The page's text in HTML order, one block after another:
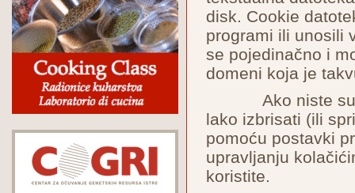
disk. Cookie
programi ili unosili
se pojedinačno i
domeni koja je
Ako niste
lako izbrisati (ili
pomoću postavki
upravljanju
koristite.